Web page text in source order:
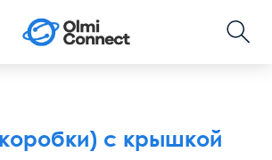
с крышкой